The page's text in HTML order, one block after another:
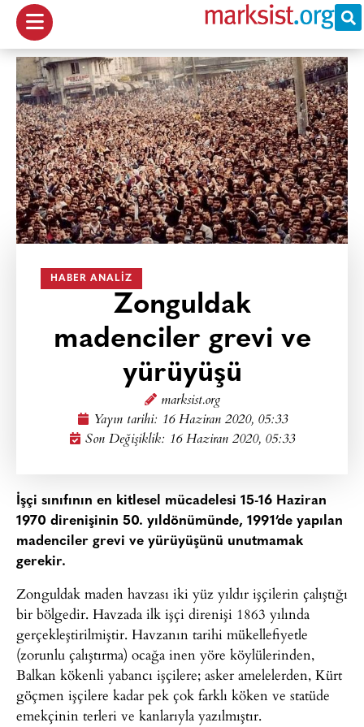
HABER ANALIZ
Zonguldak
madenciler grevi ve
yürüyüşü
marksist.org
Yayın tarihi: 16 Haziran 2020, 05:33
Son Değişiklik: 16 Haziran 2020, 05:33
İşçi sınıfının en kitlesel mücadelesi 15-16 Haziran
1970 direnişinin 50. yıldönümünde, 1991’de yapılan
madenciler grevi ve yürüyüşünü unutmamak
gerekir.
Zonguldak maden havzası iki yüz yıldır işçilerin çalıştığı
bir bölgedir. Havzada ilk işçi direnişi 1863 yılında
gerçekleştirilmiştir. Havzanın tarihi mükellefiyetle
(zorunlu çalıştırma) ocağa inen yöre köylülerinden,
Balkan kökenli yabancı işçilere; asker amelelerden, Kürt
göçmen işçilere kadar pek çok farklı köken ve statüde
emekçinin terleri ve kanlarıyla yazılmıştır.